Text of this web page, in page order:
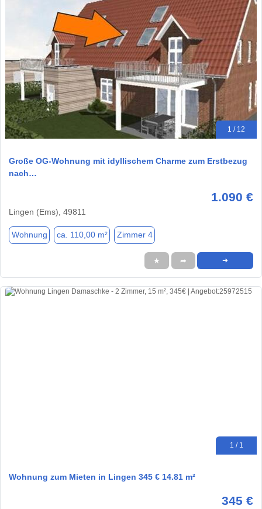
1 / 12
Große OG-Wohnung mit idyllischem Charme zum Erstbezug
nach…
1.090 €
Lingen (Ems), 49811
Wohnung ca. 110,00 m² Zimmer 4
★ ➦ ➜
1 / 1
Wohnung zum Mieten in Lingen 345 € 14.81 m²
345 €